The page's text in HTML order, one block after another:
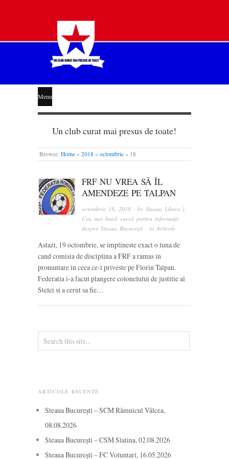
STEAUA
LIBERĂ
Menu
Un club curat mai presus de toate!
Browse: Home » 2018 » octombrie » 18
FRF NU VREA SĂ ÎL
AMENDEZE PE TALPAN
octombrie 18, 2018 · bySteaua Libera |
Cea mai bună sursă pentru informații
despre Steaua București · inArticole
Astazi, 19 octombrie, se implineste exact o luna de
cand comisia de disciplina a FRF a ramas in
pronuntare in ceea ce-l priveste pe Florin Talpan.
Federatia i-a facut plangere colonelului de justitie al
Stelei si a cerut sa fie…
ARTICOLE RECENTE
Steaua București – SCM Râmnicul Vâlcea,
08.08.2026
Steaua București – CSM Slatina, 02.08.2026
Steaua București – FC Voluntari, 16.05.2026